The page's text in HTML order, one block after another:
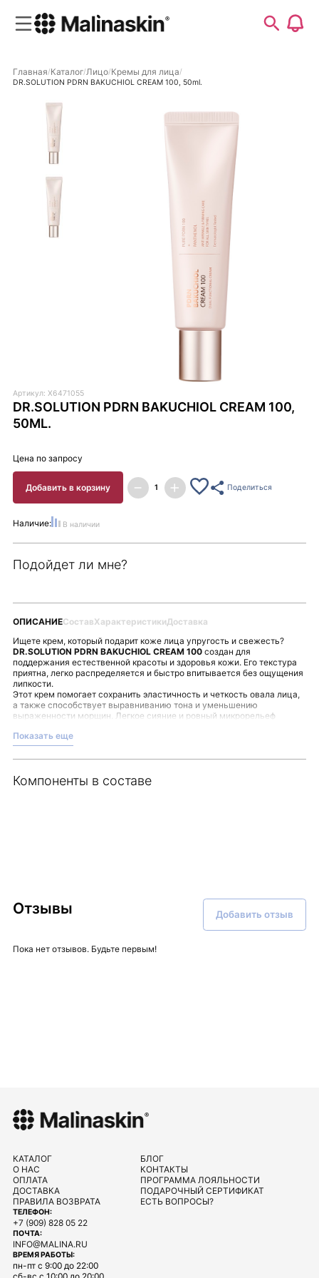
Главная Каталог Лицо Кремы для лица
DR.SOLUTION PDRN BAKUCHIOL CREAM 100, 50ml.
Артикул: X6471055
DR.SOLUTION PDRN BAKUCHIOL CREAM 100,
50ML.
Цена по запросу
Добавить в корзину Поделиться
Наличие: В наличии
Подойдет ли мне?
ОПИСАНИЕСоставХарактеристикиДоставка
Ищете крем, который подарит коже лица упругость и свежесть?
DR.SOLUTION PDRN BAKUCHIOL CREAM 100создан для
поддержания естественной красоты и здоровья кожи. Его текстура
приятна, легко распределяется и быстро впитывается без ощущения
липкости.
Этот крем помогает сохранить эластичность и четкость овала лица,
а также способствует выравниванию тона и уменьшению
выраженности морщин. Легкое сияние и ровный микрорельеф
ухода.
Применяйте средство в завершающем этапе ухода, чтобы
обеспечить коже комфорт и глубокое увлажнение. Формула крема
бережное воздействие и комфорт.
Показать еще
Компоненты в составе
Отзывы Добавить отзыв
Пока нет отзывов. Будьте первым!
ТЕЛЕФОН:
+7 (909) 828 05 22
ПОЧТА:
INFO@MALINA.RU
ВРЕМЯ РАБОТЫ:
пн-пт с 9:00 до 22:00
КАТАЛОГ
О НАС
ОПЛАТА
ДОСТАВКА
ПРАВИЛА ВОЗВРАТА
БЛОГ
КОНТАКТЫ
ПРОГРАММА ЛОЯЛЬНОСТИ
ПОДАРОЧНЫЙ СЕРТИФИКАТ
ЕСТЬ ВОПРОСЫ?